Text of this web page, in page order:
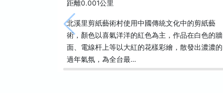
距離0.001公里
北溪里剪紙藝術村使用中國傳統文化中的剪紙藝
術，顏色以喜氣洋洋的紅色為主，作品在白色的牆
面、電線杆上等以大紅的花樣彩繪，散發出濃濃的
過年氣氛，為全台最…